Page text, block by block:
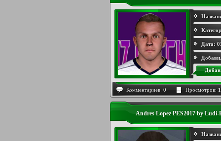
Дата:
Комментариев: 0 Просмотров:
Andres Lopez PES2017 by Ludi-